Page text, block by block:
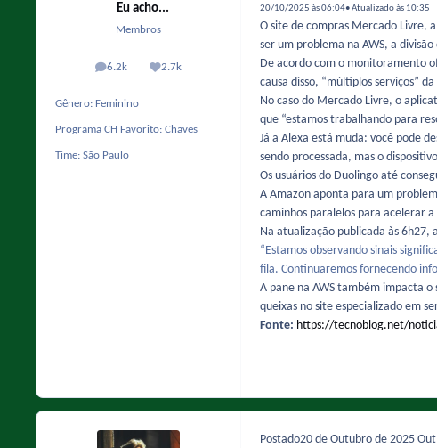
Eu acho...
Membros
6.2k
posts 2.7k
Reputação
Gênero: Feminino
Programa CH Favorito: Chaves
Time: São Paulo
20/10/2025 às 06:04• Atualizado às 10:35
O site de compras Mercado Livre,
ser um problema na AWS, a
De acordo com o monitoramento
causa disso, “múltiplos serviços”
No caso do Mercado Livre, o
que “estamos trabalhando para
Já a Alexa está muda: você pode
sendo processada, mas o
Os usuários do Duolingo até
A Amazon aponta para um
caminhos paralelos para acelerar a
Na atualização publicada às 6h27,
“Estamos observando sinais
fila. Continuaremos fornecendo
A pane na AWS também impacta
queixas no site especializado em
Fonte: https://tecnoblog.net/
Postado20 de Outubro de 2025